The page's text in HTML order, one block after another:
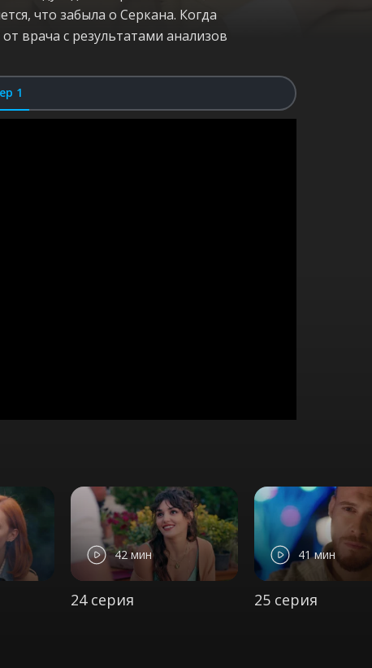
что забыла о Серкана. Когда
врача с результатами анализов
1
42 мин
24 серия
41 мин
25 серия